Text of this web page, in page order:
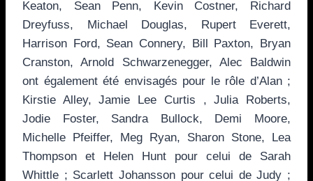
Keaton, Sean Penn, Kevin Costner, Richard
Dreyfuss, Michael Douglas, Rupert Everett,
Harrison Ford, Sean Connery, Bill Paxton, Bryan
Cranston, Arnold Schwarzenegger, Alec Baldwin
ont également été envisagés pour le rôle d’Alan ;
Kirstie Alley, Jamie Lee Curtis , Julia Roberts,
Jodie Foster, Sandra Bullock, Demi Moore,
Michelle Pfeiffer, Meg Ryan, Sharon Stone, Lea
Thompson et Helen Hunt pour celui de Sarah
Whittle ; Scarlett Johansson pour celui de Judy ;